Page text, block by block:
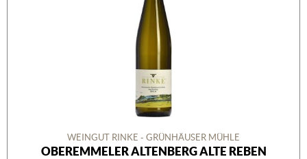
WEINGUT RINKE - GRÜNHÄUSER MÜHLE
OBEREMMELER ALTENBERG ALTE REBEN